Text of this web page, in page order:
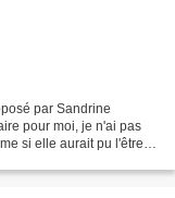
par Sandrine
pour moi, je n'ai pas
si elle aurait pu l'être